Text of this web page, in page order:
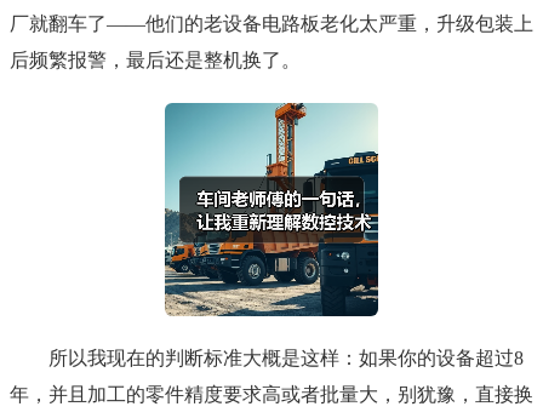
厂就翻车了——他们的老设备电路板老化太严重，升级包装上
后频繁报警，最后还是整机换了。
所以我现在的判断标准大概是这样：如果你的设备超过8
年，并且加工的零件精度要求高或者批量大，别犹豫，直接换